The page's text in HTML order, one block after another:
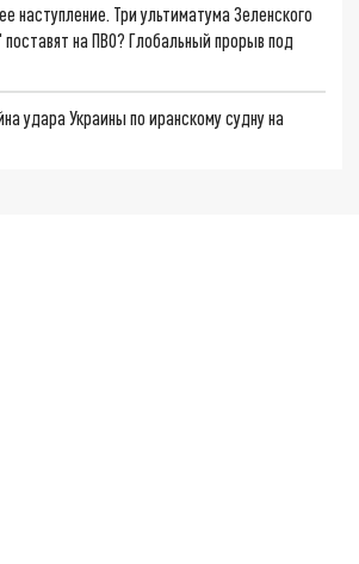
наступление. Три ультиматума Зеленского
на ПВО? Глобальный прорыв под
удара Украины по иранскому судну на